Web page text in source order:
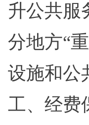
升公共服
分地方“
设施和公
工、经费